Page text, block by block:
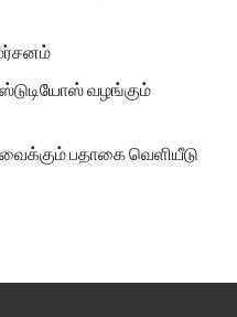
ஸ்டுடியோஸ் வழங்கும்
வைக்கும் பதாகை வெளியீடு